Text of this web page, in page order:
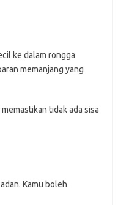
ke dalam rongga
memanjang yang
tidak ada sisa
Kamu boleh